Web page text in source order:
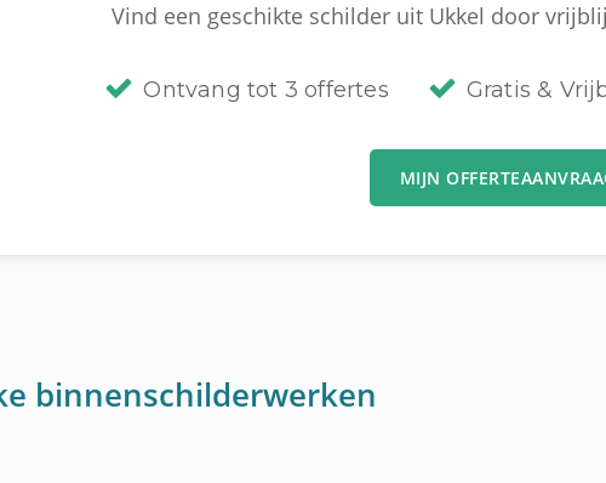
Vind een geschikte schilder uit Ukkel door
Ontvang tot 3 offertes Gratis &
MIJN
binnenschilderwerken